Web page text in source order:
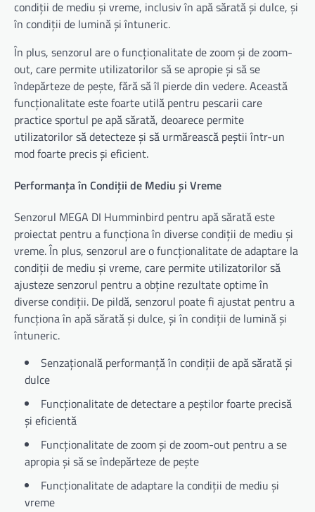
condiții de mediu și vreme, inclusiv în apă sărată și dulce, și
în condiții de lumină și întuneric.
În plus, senzorul are o funcționalitate de zoom și de zoom-
out, care permite utilizatorilor să se apropie și să se
îndepărteze de pește, fără să îl pierde din vedere. Această
funcționalitate este foarte utilă pentru pescarii care
practice sportul pe apă sărată, deoarece permite
utilizatorilor să detecteze și să urmărească peștii într-un
mod foarte precis și eficient.
Performanța în Condiții de Mediu și Vreme
Senzorul MEGA DI Humminbird pentru apă sărată este
proiectat pentru a funcționa în diverse condiții de mediu și
vreme. În plus, senzorul are o funcționalitate de adaptare la
condiții de mediu și vreme, care permite utilizatorilor să
ajusteze senzorul pentru a obține rezultate optime în
diverse condiții. De pildă, senzorul poate fi ajustat pentru a
funcționa în apă sărată și dulce, și în condiții de lumină și
întuneric.
Senzațională performanță în condiții de apă sărată și
dulce
Funcționalitate de detectare a peștilor foarte precisă
și eficientă
Funcționalitate de zoom și de zoom-out pentru a se
apropia și să se îndepărteze de pește
Funcționalitate de adaptare la condiții de mediu și
vreme